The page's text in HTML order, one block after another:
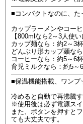
■コンパクトなのに、た
カップラーメンやコー
【800mlなら2～3人使
カップ麺なら：約2～3
どんぶり形カップ麺な
コーヒーなら：約5～6
育児ミルクなら：約5～
■保温機能搭載、ワンプ
冷めると自動で再沸騰
※使用後は必ず電源ス
また、ボタンを押すと
ても大丈夫です。